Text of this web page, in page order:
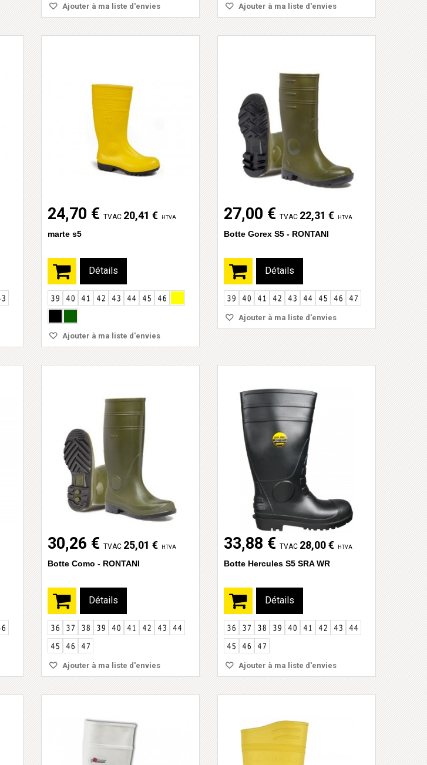
Ajouter à ma liste d'envies Ajouter à ma liste d'envies
24,70 € TVAC 20,41 € HTVA
marte s5
Détails
Ajouter à ma liste d'envies
27,00 € TVAC 22,31 € HTVA
Botte Gorex S5 - RONTANI
Détails
Ajouter à ma liste d'envies
30,26 € TVAC 25,01 € HTVA
Botte Como - RONTANI
Détails
Ajouter à ma liste d'envies
33,88 € TVAC 28,00 € HTVA
Botte Hercules S5 SRA WR
Détails
Ajouter à ma liste d'envies